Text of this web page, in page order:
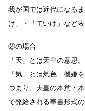
我が国では近代になる
け」・「ていけ」など表
②の場合
「天」とは天皇の意思。
「気」とは気色・機嫌を
つまり、天皇の本意・
で発給される奉書形式